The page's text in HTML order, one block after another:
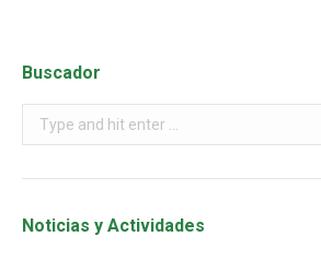
Buscador
Noticias y Actividades